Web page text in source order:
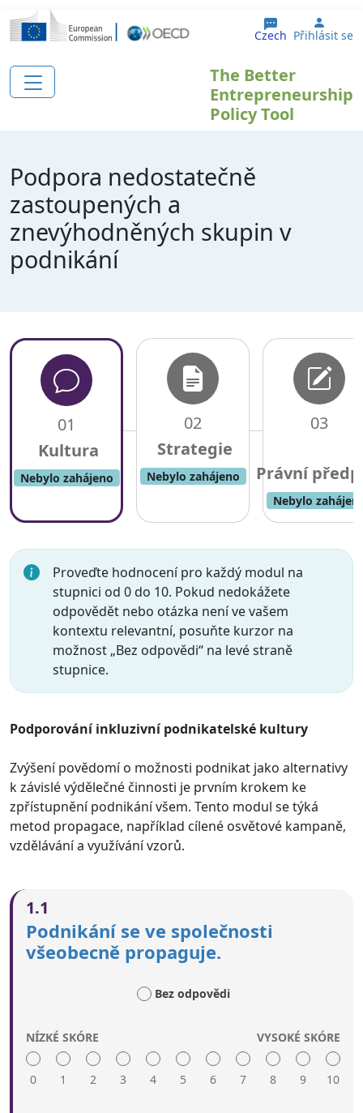
Přejít k hlavnímu obsahu
Czech User
Přihlásit se
The Better
Entrepreneurship
Policy Tool
Podpora nedostatečně
zastoupených a
znevýhodněných skupin v
podnikání
01
Nebylo zahájeno
02
Nebylo zahájeno
03
Nebylo
Proveďte hodnocení pro každý modul na
stupnici od 0 do 10. Pokud nedokážete
odpovědět nebo otázka není ve vašem
kontextu relevantní, posuňte kurzor na
možnost „Bez odpovědi“ na levé straně
stupnice.
Podporování inkluzivní podnikatelské kultury
Zvýšení povědomí o možnosti podnikat jako alternativy
k závislé výdělečné činnosti je prvním krokem ke
zpřístupnění podnikání všem. Tento modul se týká
metod propagace, například cílené osvětové kampaně,
vzdělávání a využívání vzorů.
1.1
Podnikání se ve společnosti
všeobecně propaguje.
Bez odpovědi
NÍZKÉ SKÓRE
0 1 2 3 4 5 6 7 8 9
VYSOKÉ SKÓRE
10